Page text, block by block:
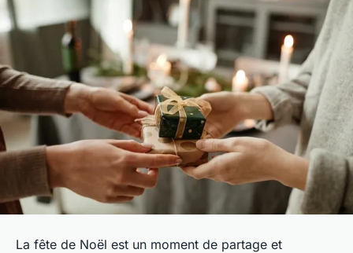
La fête de Noël est un moment de partage et